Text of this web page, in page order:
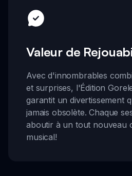
Valeur de
Avec d'innombrables
et surprises, l'Édition
garantit un divertissement
jamais obsolète. Chaque
aboutir à un tout
musical!